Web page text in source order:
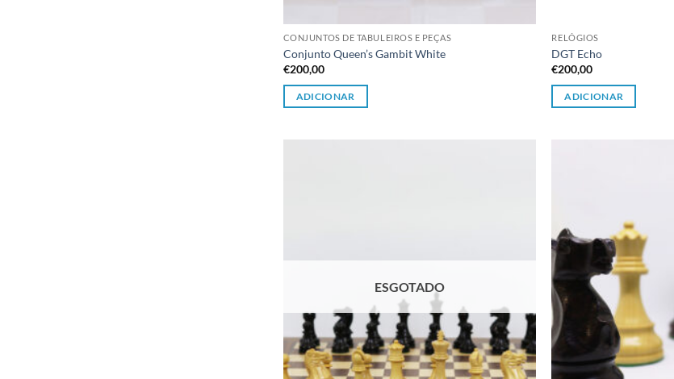
CONJUNTOS DE TABULEIROS E PEÇAS
Conjunto Queen’s Gambit White
€200,00
ADICIONAR
RELÓGIOS
DGT Echo
€200,00
ADICIONAR
ESGOTADO